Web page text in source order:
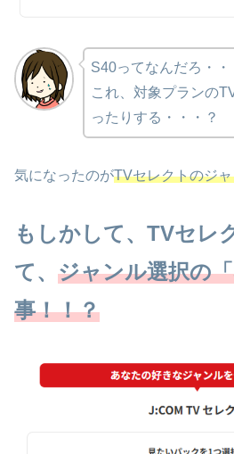
S40ってなんだろ・・
これ、対象プランの
ったりする・・・？
気になったのがTVセレクトのジ
もしかして、TVセレ
て、 ジャンル選択の
事！！？